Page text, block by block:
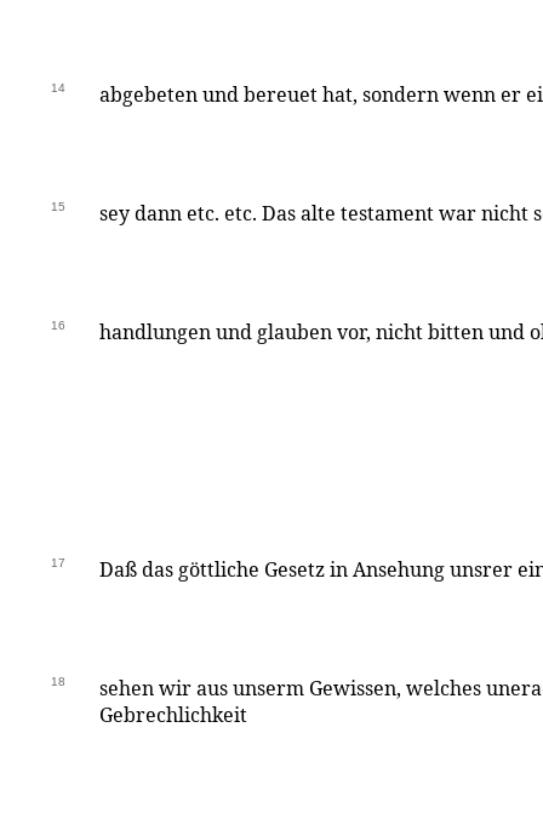
14 abgebeten und bereuet hat, sondern wenn er
15 sey dann etc. etc. Das alte testament war nicht
16 handlungen und glauben vor, nicht bitten und
17 Daß das göttliche Gesetz in Ansehung unsrer
18
sehen wir aus unserm Gewissen, welches
Gebrechlichkeit